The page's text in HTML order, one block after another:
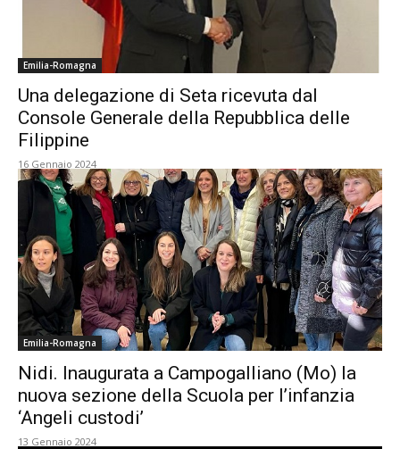
Emilia-Romagna
Una delegazione di Seta ricevuta dal
Console Generale della Repubblica delle
Filippine
16 Gennaio 2024
Emilia-Romagna
Nidi. Inaugurata a Campogalliano (Mo) la
nuova sezione della Scuola per l’infanzia
‘Angeli custodi’
13 Gennaio 2024